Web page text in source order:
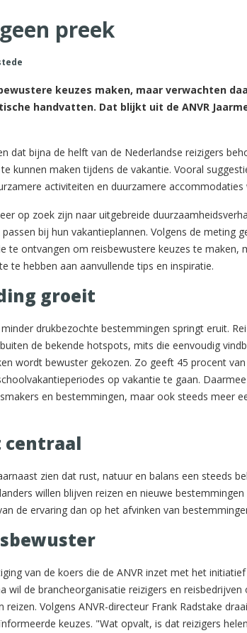
preek
keuzes maken, maar verwachten
handvatten. Dat blijkt uit de ANVR
dat bijna de helft van de Nederlandse reizigers
kunnen maken tijdens de vakantie. Vooral
activiteiten en duurzamere
op zoek zijn naar uitgebreide
bij hun vakantieplannen. Volgens de meting
te ontvangen om reisbewustere keuzes te maken,
te hebben aan aanvullende tips en inspiratie.
groeit
drukbezochte bestemmingen springt eruit.
de bekende hotspots, mits die eenvoudig
wordt bewuster gekozen. Zo geeft 45 procent
op vakantie te gaan.
en bestemmingen, maar ook steeds meer
centraal
zien dat rust, natuur en balans een steeds
willen blijven reizen en nieuwe
de ervaring dan op het afvinken van
van de koers die de ANVR inzet met het initiatief
wil de brancheorganisatie reizigers en
Volgens ANVR-directeur Frank Radstake
keuzes. "Wat opvalt, is dat reizigers